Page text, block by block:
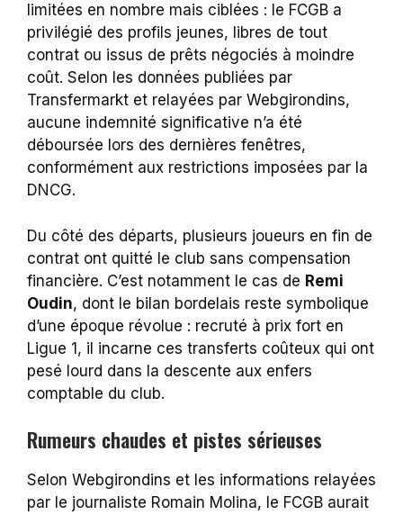
limitées en nombre mais ciblées : le FCGB a
privilégié des profils jeunes, libres de tout
contrat ou issus de prêts négociés à moindre
coût. Selon les données publiées par
Transfermarkt et relayées par Webgirondins,
aucune indemnité significative n’a été
déboursée lors des dernières fenêtres,
conformément aux restrictions imposées par la
DNCG.
Du côté des départs, plusieurs joueurs en fin de
contrat ont quitté le club sans compensation
financière. C’est notamment le cas de Remi
Oudin, dont le bilan bordelais reste symbolique
d’une époque révolue : recruté à prix fort en
Ligue 1, il incarne ces transferts coûteux qui ont
pesé lourd dans la descente aux enfers
comptable du club.
Rumeurs chaudes et pistes sérieuses
Selon Webgirondins et les informations relayées
par le journaliste Romain Molina, le FCGB aurait